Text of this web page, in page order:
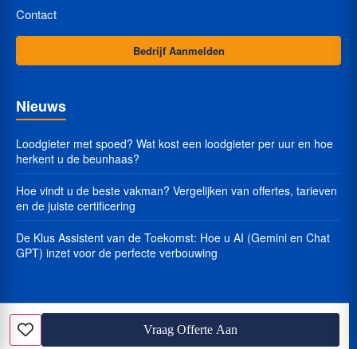
Favoriet
Vraag Offerte Aan
Contact
Bedrijf Aanmelden
Nieuws
Loodgieter met spoed? Wat kost een loodgieter per uur en hoe
herkent u de beunhaas?
Hoe vindt u de beste vakman? Vergelijken van offertes, tarieven
en de juiste certificering
De Klus Assistent van de Toekomst: Hoe u AI (Gemini en Chat
GPT) inzet voor de perfecte verbouwing
© 2025 Klustarief.nl - Alle rechten voorbehouden.